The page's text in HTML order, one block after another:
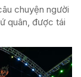
chuyện người
quân, được tái